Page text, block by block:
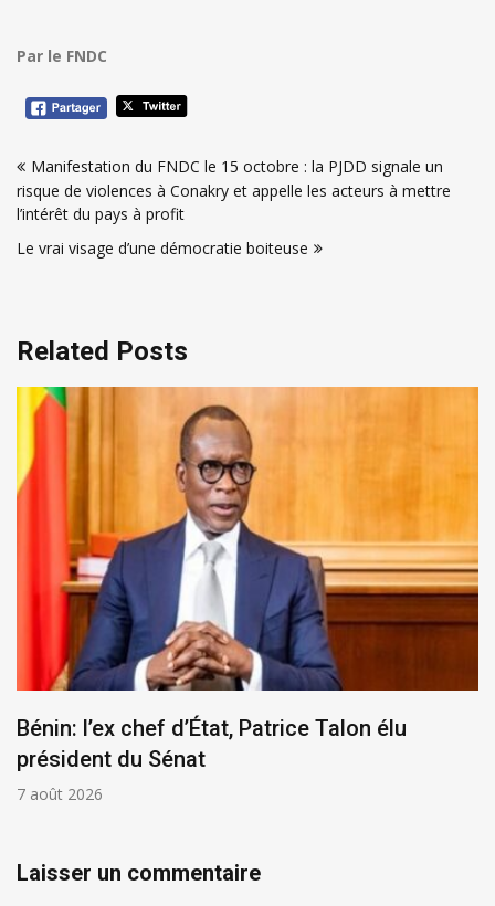
Par le FNDC
de
l’article
Manifestation du FNDC le 15 octobre : la PJDD signale un
risque de violences à Conakry et appelle les acteurs à mettre
l’intérêt du pays à profit
Le vrai visage d’une démocratie boiteuse
Related Posts
Bénin: l’ex chef d’État, Patrice Talon élu
président du Sénat
7 août 2026
Laisser un commentaire